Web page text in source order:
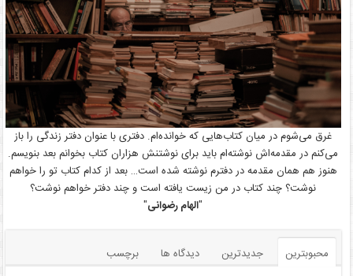
غرق می‌شوم در میان کتاب‌هایی که خوانده‌ام. دفتری با عنوان دفتر زندگی را باز
می‌کنم در مقدمه‌اش نوشته‌ام باید برای نوشتنش هزاران کتاب بخوانم بعد بنویسم.
هنوز هم همان مقدمه در دفترم نوشته شده است… بعد از کدام کتاب تو را خواهم
نوشت؟ چند کتاب در من زیست یافته است و چند دفتر خواهم نوشت؟
"الهام رضوانی"
محبوبترین جدیدترین دیدگاه ها
برچسب